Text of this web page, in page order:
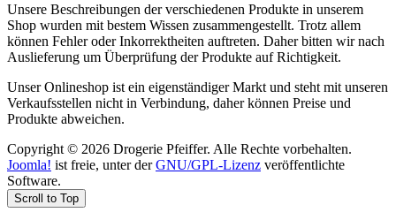
Unsere Beschreibungen der verschiedenen Produkte in unserem
Shop wurden mit bestem Wissen zusammengestellt. Trotz allem
können Fehler oder Inkorrektheiten auftreten. Daher bitten wir nach
Auslieferung um Überprüfung der Produkte auf Richtigkeit.
Unser Onlineshop ist ein eigenständiger Markt und steht mit unseren
Verkaufsstellen nicht in Verbindung, daher können Preise und
Produkte abweichen.
Copyright © 2026 Drogerie Pfeiffer. Alle Rechte vorbehalten.
Joomla! ist freie, unter derGNU/GPL-Lizenz veröffentlichte
Software.
Scroll to Top